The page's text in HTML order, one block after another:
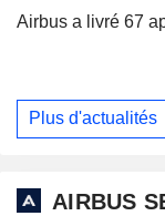
Airbus a livré 67
Plus d'actualités
AIRBUS